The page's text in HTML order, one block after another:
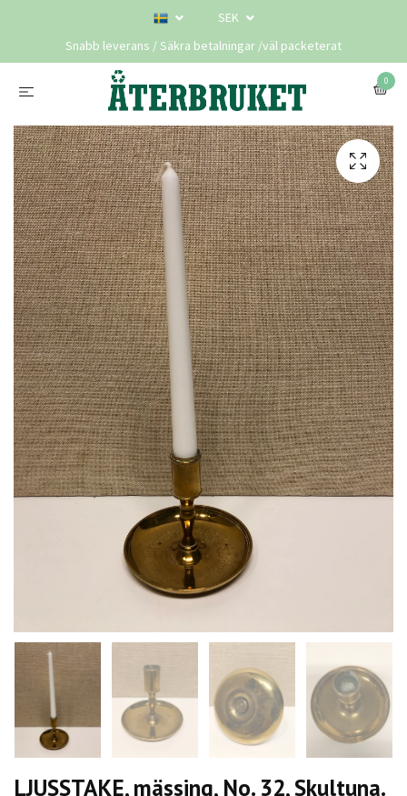
SEK
Snabb leverans / Säkra betalningar /väl packeterat
0
LJUSSTAKE, mässing, No. 32, Skultuna.